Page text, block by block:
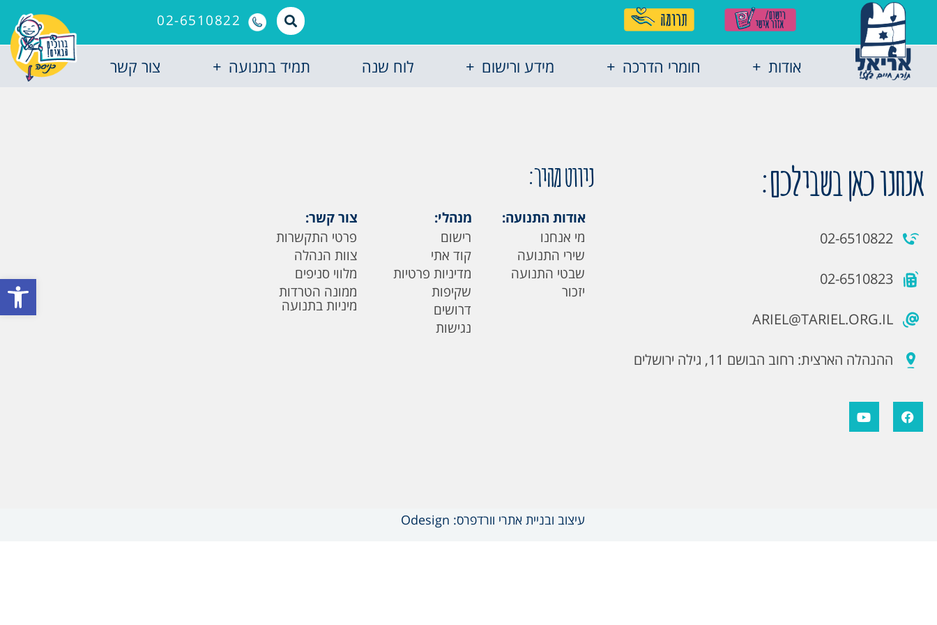
פתח
02-6510822
אודות חומרי הדרכה מידע ורישום לוח שנה תמיד בתנועה צור קשר
אנחנו כאן בשבילכם:
02-6510822
02-6510823
ARIEL@TARIEL.ORG.IL
ההנהלה הארצית: רחוב הבושם 11, גילה ירושלים
ניווט מהיר:
אודות התנועה:
מי אנחנו
שירי התנועה
שבטי התנועה
יזכור
מנהלי:
רישום
קוד אתי
מדיניות פרטיות
שקיפות
דרושים
נגישות
צור קשר:
פרטי התקשרות
צוות הנהלה
מלווי סניפים
ממונה הטרדות
מיניות בתנועה
עיצוב ובניית אתרי וורדפרס: Odesign